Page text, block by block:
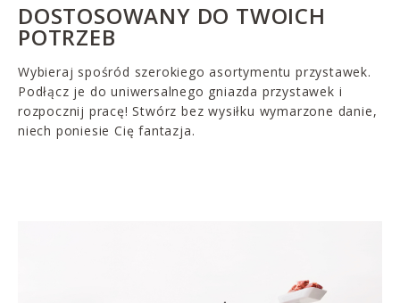
DOSTOSOWANY DO TWOICH
POTRZEB
Wybieraj spośród szerokiego asortymentu przystawek.
Podłącz je do uniwersalnego gniazda przystawek i
rozpocznij pracę! Stwórz bez wysiłku wymarzone danie,
niech poniesie Cię fantazja.